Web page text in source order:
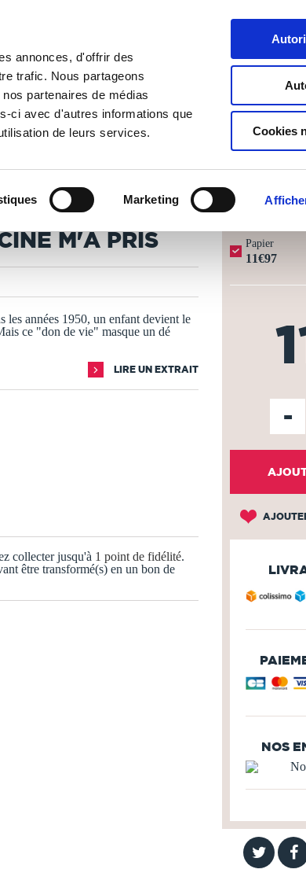
annonces, d'offrir des
trafic. Nous partageons
partenaires de médias
ci avec d'autres informations que
de leurs services.
Marketing
Cookies
Connexion
LIBRAIRIE
DÉLAI ACTUEL : 3 À 5 JOURS OUVRÉS ⏱️
M'A PRIS
les années 1950, un enfant devient le
ce "don de vie" masque un dé
LIRE UN EXTRAIT
collecter jusqu'à 1 point de fidélité.
être transformé(s) en un bon de
Papier
11€97
-
NOS